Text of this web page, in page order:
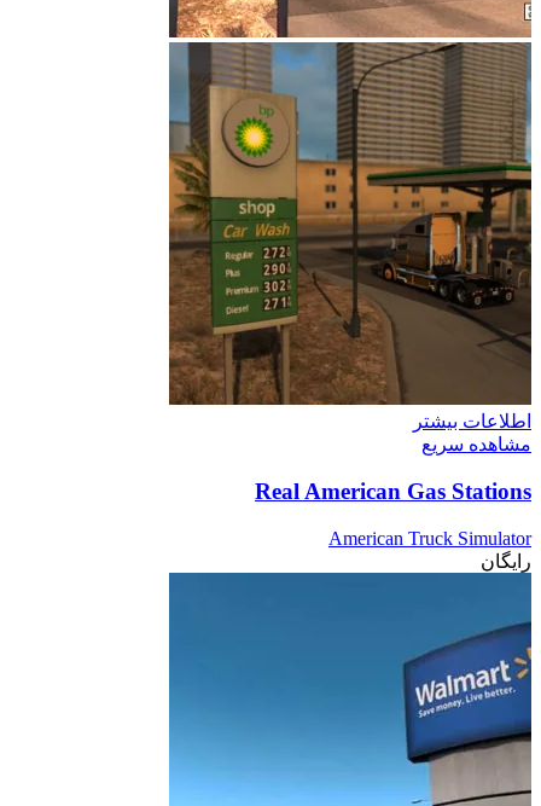
اطلاعات بیشتر
مشاهده سریع
Real American Gas Stations
American Truck Simulator
رایگان